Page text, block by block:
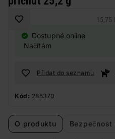
15,75
Dostupné online
Načítám
Přidat do seznamu
Kód: 285370
O produktu Bezpečnost